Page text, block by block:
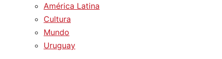
América Latina
Cultura
Mundo
Uruguay